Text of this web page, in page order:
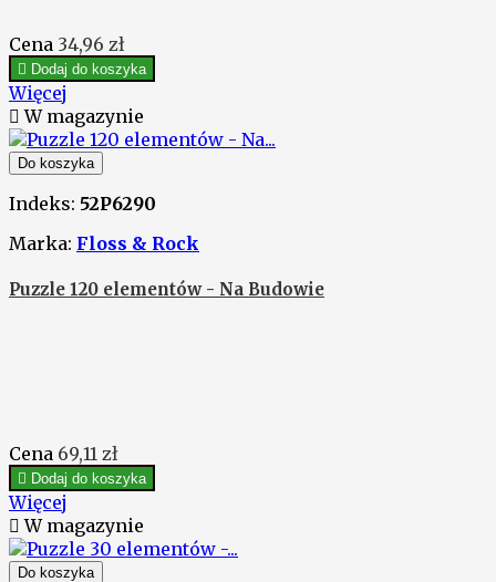
Cena 34,96 zł
 Dodaj do koszyka
Więcej
 W magazynie
Do koszyka
Indeks: 52P6290
Marka: Floss & Rock
Puzzle 120 elementów - Na Budowie
Cena 69,11 zł
 Dodaj do koszyka
Więcej
 W magazynie
Do koszyka